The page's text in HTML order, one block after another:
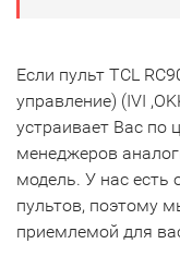
Если пульт TCL
управление) (IVI
устраивает Вас по
менеджеров
модель. У нас есть
пультов, поэтому
приемлемой для